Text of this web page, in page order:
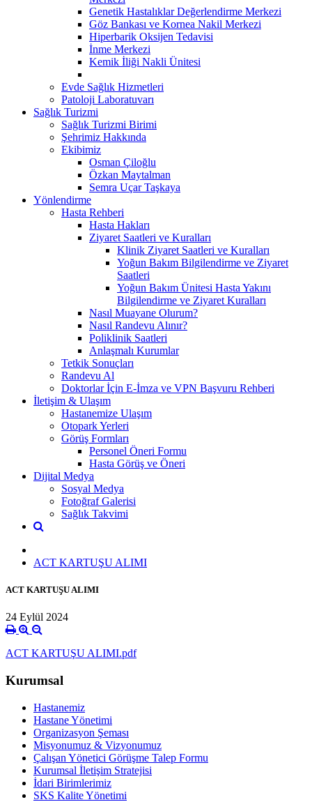
Genetik Hastalıklar Değerlendirme Merkezi
Göz Bankası ve Kornea Nakil Merkezi
Hiperbarik Oksijen Tedavisi
İnme Merkezi
Kemik İliği Nakli Ünitesi
Evde Sağlık Hizmetleri
Patoloji Laboratuvarı
Sağlık Turizmi
Sağlık Turizmi Birimi
Şehrimiz Hakkında
Ekibimiz
Osman Çiloğlu
Özkan Maytalman
Semra Uçar Taşkaya
Yönlendirme
Hasta Rehberi
Hasta Hakları
Ziyaret Saatleri ve Kuralları
Klinik Ziyaret Saatleri ve Kuralları
Yoğun Bakım Bilgilendirme ve Ziyaret
Saatleri
Yoğun Bakım Ünitesi Hasta Yakını
Bilgilendirme ve Ziyaret Kuralları
Nasıl Muayane Olurum?
Nasıl Randevu Alınır?
Poliklinik Saatleri
Anlaşmalı Kurumlar
Tetkik Sonuçları
Randevu Al
Doktorlar İçin E-İmza ve VPN Başvuru Rehberi
İletişim & Ulaşım
Hastanemize Ulaşım
Otopark Yerleri
Görüş Formları
Personel Öneri Formu
Hasta Görüş ve Öneri
Dijital Medya
Sosyal Medya
Fotoğraf Galerisi
Sağlık Takvimi
ACT KARTUŞU ALIMI
ACT KARTUŞU ALIMI
24 Eylül 2024
ACT KARTUŞU ALIMI.pdf
Kurumsal
Hastanemiz
Hastane Yönetimi
Organizasyon Şeması
Misyonumuz & Vizyonumuz
Çalışan Yönetici Görüşme Talep Formu
Kurumsal İletişim Stratejisi
İdari Birimlerimiz
SKS Kalite Yönetimi